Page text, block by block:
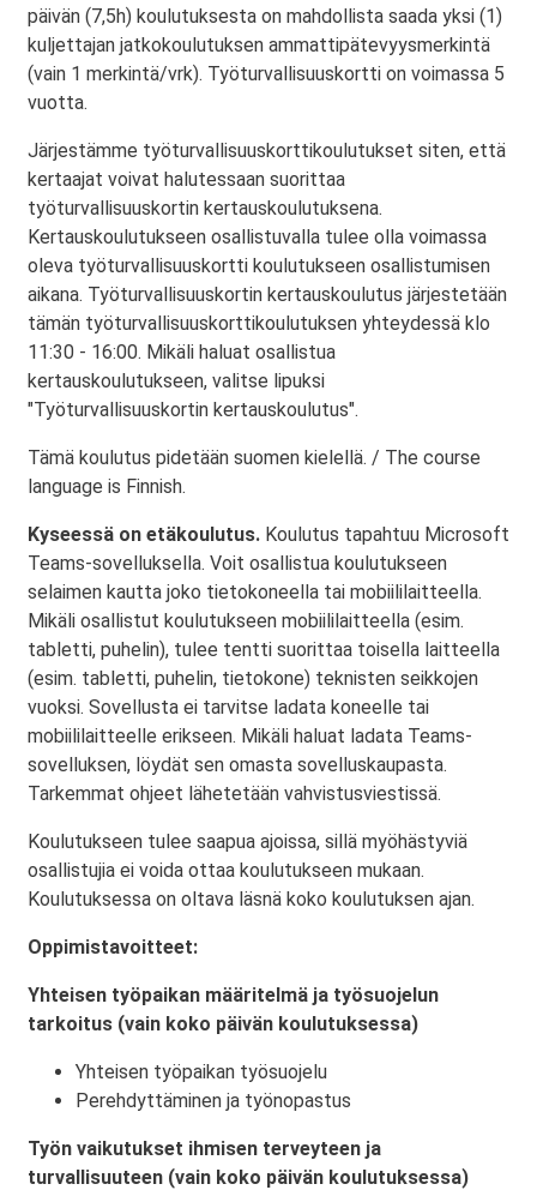
päivän (7,5h) koulutuksesta on mahdollista saada yksi (1)
kuljettajan jatkokoulutuksen ammattipätevyysmerkintä
(vain 1 merkintä/vrk). Työturvallisuuskortti on voimassa 5
vuotta.
Järjestämme työturvallisuuskorttikoulutukset siten, että
kertaajat voivat halutessaan suorittaa
työturvallisuuskortin kertauskoulutuksena.
Kertauskoulutukseen osallistuvalla tulee olla voimassa
oleva työturvallisuuskortti koulutukseen osallistumisen
aikana. Työturvallisuuskortin kertauskoulutus järjestetään
tämän työturvallisuuskorttikoulutuksen yhteydessä klo
11:30 - 16:00. Mikäli haluat osallistua
kertauskoulutukseen, valitse lipuksi
"Työturvallisuuskortin kertauskoulutus".
Tämä koulutus pidetään suomen kielellä. / The course
language is Finnish.
Kyseessä on etäkoulutus. Koulutus tapahtuu Microsoft
Teams-sovelluksella. Voit osallistua koulutukseen
selaimen kautta joko tietokoneella tai mobiililaitteella.
Mikäli osallistut koulutukseen mobiililaitteella (esim.
tabletti, puhelin), tulee tentti suorittaa toisella laitteella
(esim. tabletti, puhelin, tietokone) teknisten seikkojen
vuoksi. Sovellusta ei tarvitse ladata koneelle tai
mobiililaitteelle erikseen. Mikäli haluat ladata Teams-
sovelluksen, löydät sen omasta sovelluskaupasta.
Tarkemmat ohjeet lähetetään vahvistusviestissä.
Koulutukseen tulee saapua ajoissa, sillä myöhästyviä
osallistujia ei voida ottaa koulutukseen mukaan.
Koulutuksessa on oltava läsnä koko koulutuksen ajan.
Oppimistavoitteet:
Yhteisen työpaikan määritelmä ja työsuojelun
tarkoitus (vain koko päivän koulutuksessa)
Yhteisen työpaikan työsuojelu
Perehdyttäminen ja työnopastus
Työn vaikutukset ihmisen terveyteen ja
turvallisuuteen (vain koko päivän koulutuksessa)